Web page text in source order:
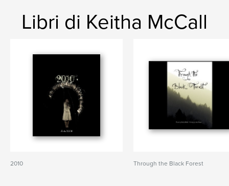
Libri di Keitha McCall
2010 Through the Black Forest